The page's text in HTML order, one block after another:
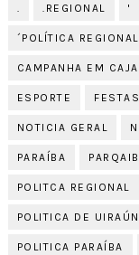
. .REGIONAL '
´POLÍTICA REGIONAL
CAMPANHA EM
ESPORTE
NOTICIA GERAL
PARAÍBA
POLITCA REGIONAL
POLITICA DE
POLITICA PARAÍBA